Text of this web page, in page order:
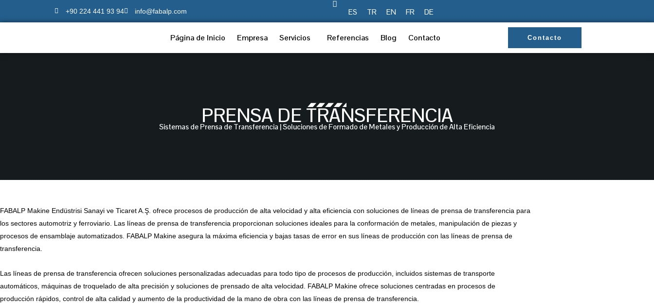
al
+90 224 441 93 94 info@fabalp.com ES TR EN FR DE
Página de Inicio Empresa Servicios Referencias Blog Contacto Contacto
PRENSA DE TRANSFERENCIA
Sistemas de Prensa de Transferencia | Soluciones de Formado de Metales y Producción de Alta Eficiencia
FABALP Makine Endüstrisi Sanayi ve Ticaret A.Ş. ofrece procesos de producción de alta velocidad y alta eficiencia con soluciones de líneas de prensa de transferencia para
los sectores automotriz y ferroviario. Las líneas de prensa de transferencia proporcionan soluciones ideales para la conformación de metales, manipulación de piezas y
procesos de ensamblaje automatizados. FABALP Makine asegura la máxima eficiencia y bajas tasas de error en sus líneas de producción con las líneas de prensa de
transferencia.
Las líneas de prensa de transferencia ofrecen soluciones personalizadas adecuadas para todo tipo de procesos de producción, incluidos sistemas de transporte
automáticos, máquinas de troquelado de alta precisión y soluciones de prensado de alta velocidad. FABALP Makine ofrece soluciones centradas en procesos de
producción rápidos, control de alta calidad y aumento de la productividad de la mano de obra con las líneas de prensa de transferencia.